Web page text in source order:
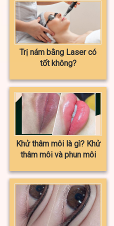
Trị nám bằng Laser có
tốt không?
Khử thâm môi là gì? Khử
thâm môi và phun môi